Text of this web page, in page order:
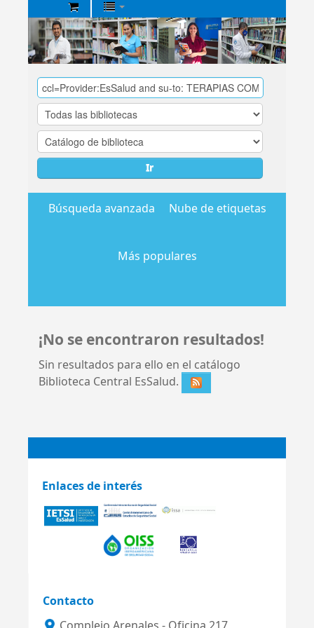
Biblioteca
Central
EsSalud
Ir
Búsqueda avanzada Nube de etiquetas
Más populares
¡No se encontraron resultados!
Sin resultados para ello en el catálogo
Biblioteca Central EsSalud.
Enlaces de interés
Contacto